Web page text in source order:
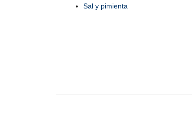
Sal y pimienta